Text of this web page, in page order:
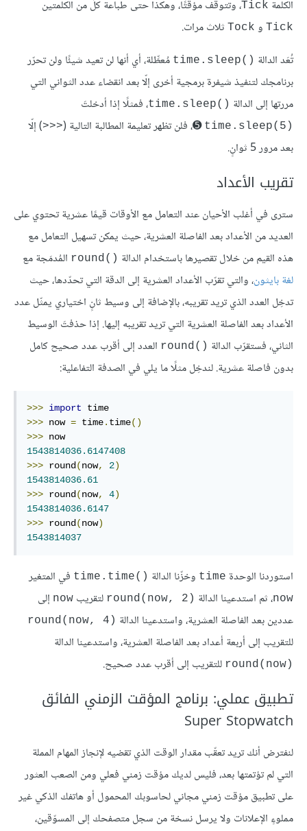
الكلمة Tick، وتتوقف مؤقتًا، وهكذا حتى طباعة كلٍّ من الكلمتين
Tick و Tock ثلاث مرات.
تُعَد الدالة time.sleep()‎ مُعطِّلة، أي أنها لن تعيد شيئًا ولن تحرّر
برنامجك لتنفيذ شيفرة برمجية أخرى إلّا بعد انقضاء عدد الثواني التي
مررتها إلى الدالة time.sleep()‎، فمثلًا إذا أدخلتَ
time.sleep(5)‎ ➎، فلن تظهر تعليمة المطالبة التالية (‎>>>‎) إلّا
بعد مرور 5 ثوانٍ.
تقريب الأعداد
سترى في أغلب الأحيان عند التعامل مع الأوقات قيمًا عشرية تحتوي على
العديد من الأعداد بعد الفاصلة العشرية، حيث يمكن تسهيل التعامل مع
هذه القيم من خلال تقصيرها باستخدام الدالة ‎ round()
لغة بايثون، والتي تقرّب الأعداد العشرية إلى الدقة التي تحدّدها، حيث
تدخِل العدد الذي تريد تقريبه، بالإضافة إلى وسيط ثانٍ اختياري يمثّل عدد
الأعداد بعد الفاصلة العشرية التي تريد تقريبه إليها. إذا حذفتَ الوسيط
الثاني، فستقرّب الدالة ‎ round() ‎ العدد إلى أقرب عدد صحيح كامل
بدون فاصلة عشرية. لندخِل مثلًا ما يلي في الصدفة التفاعلية:
>>> import
>>> now = time. time()
>>>
1543814036.6147408
>>> round(now, 2)
1543814036.61
>>> round(now, 4)
1543814036.6147
>>> round(now)
1543814037
استوردنا الوحدة time وخزّنا الدالة time.time()‎ في المتغير
now، ثم استدعينا الدالة round(now, 2)‎ لتقريب now إلى
عددين بعد الفاصلة العشرية، واستدعينا الدالة round(now, 4)‎
للتقريب إلى أربعة أعداد بعد الفاصلة العشرية، واستدعينا الدالة
round(now)‎ للتقريب إلى أقرب عدد صحيح.
تطبيق عملي: برنامج المؤقت الزمني الفائق
Super Stopwatch
لنفترض أنك تريد تعقّب مقدار الوقت الذي تقضيه لإنجاز المهام المملة
التي لم تؤتمتها بعد، فليس لديك مؤقت زمني فعلي ومن الصعب العثور
على تطبيق مؤقت زمني مجاني لحاسوبك المحمول أو هاتفك الذكي غير
مملوءٍ الإعلانات ولا يرسل نسخة من سجل متصفحك إلى المسوّقين،